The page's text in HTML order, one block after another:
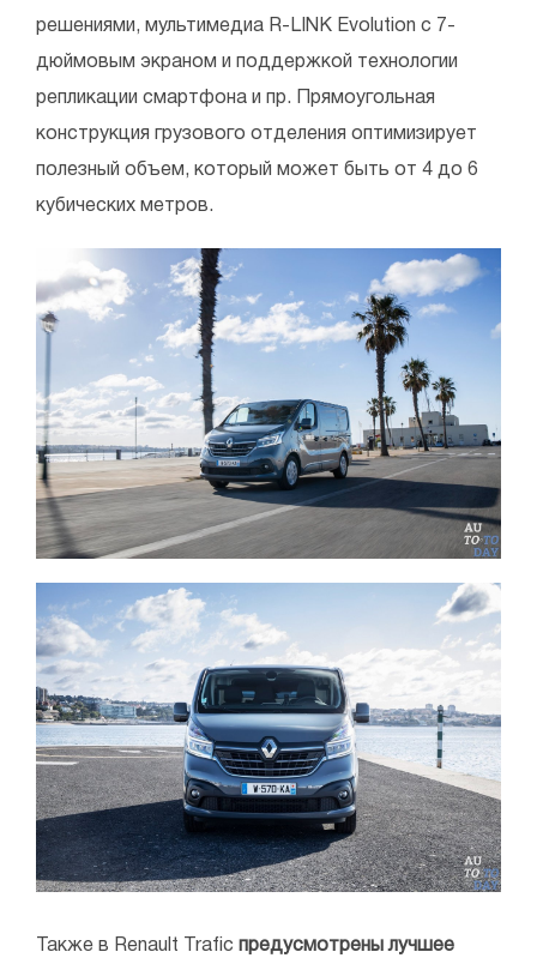
решениями, мультимедиа R-LINK Evolution с 7-
дюймовым экраном и поддержкой технологии
репликации смартфона и пр. Прямоугольная
конструкция грузового отделения оптимизирует
полезный объем, который может быть от 4 до 6
кубических метров.
Также в Renault Trafic предусмотрены лучшее